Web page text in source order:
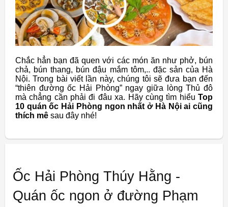
Chắc hẳn bạn đã quen với các món ăn như phở, bún
chả, bún thang, bún đậu mắm tôm,.. đặc sản của Hà
Nội. Trong bài viết lần này, chúng tôi sẽ đưa bạn đến
“thiên đường ốc Hải Phòng” ngay giữa lòng Thủ đô
mà chẳng cần phải đi đâu xa. Hãy cùng tìm hiểu Top
10 quán ốc Hải Phòng ngon nhất ở Hà Nội ai cũng
thích mê sau đây nhé!
Ốc Hải Phòng Thúy Hằng -
Quán ốc ngon ở đường Phạm